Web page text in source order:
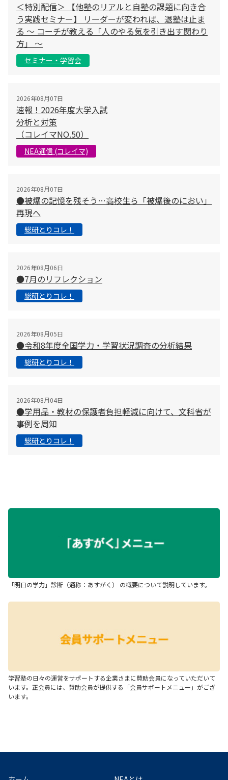
＜特別配信＞ 【他塾のリアルと自塾の課題に向き合
う実践セミナー】 リーダーが変われば、退塾は止ま
る 〜 コーチが教える「人のやる気を引き出す関わり
方」 〜
セミナー・学習会
2026年08月07日
速報！2026年度大学入試
分析と対策
（コレイマNO.50）
NEA通信 (コレイマ)
2026年08月07日
●被爆の記憶を残そう…高校生ら「被爆後のにおい」
再現へ
総研とりコレ！
2026年08月06日
●7月のリフレクション
総研とりコレ！
2026年08月05日
●令和8年度全国学力・学習状況調査の分析結果
総研とりコレ！
2026年08月04日
●学用品・教材の保護者負担軽減に向けて、文科省が
事例を周知
総研とりコレ！
「明日の学力」診断（通称：あすがく） の概要について説明しています。
学習塾の日々の運営をサポートする企業さまに賛助会員になっていただいて
います。正会員には、賛助会員が提供する「会員サポートメニュー」がござ
います。